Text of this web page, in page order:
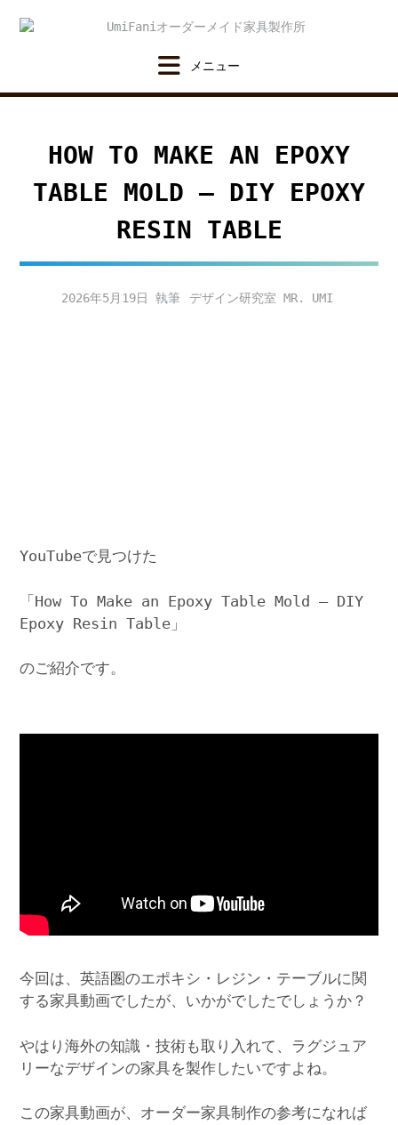
HOW TO MAKE AN EPOXY
TABLE MOLD – DIY EPOXY
RESIN TABLE
2026年5月19日 デザイン研究室 MR. UMI
YouTubeで見つけた
「How To Make an Epoxy Table Mold – DIY
Epoxy Resin Table」
のご紹介です。
今回は、英語圏のエポキシ・レジン・テーブルに関
する家具動画でしたが、いかがでしたでしょうか？
やはり海外の知識・技術も取り入れて、ラグジュア
リーなデザインの家具を製作したいですよね。
この家具動画が、オーダー家具制作の参考になれば